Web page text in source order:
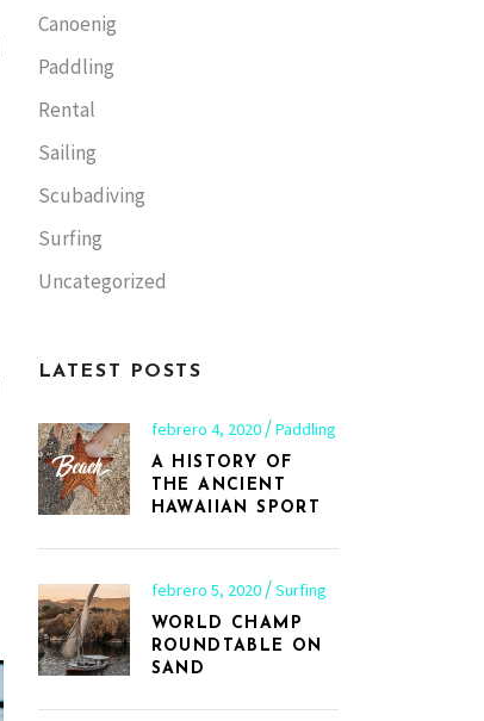
Canoenig
Paddling
Rental
Sailing
Scubadiving
Surfing
Uncategorized
LATEST POSTS
febrero 4, 2020 Paddling
A HISTORY OF
THE ANCIENT
HAWAIIAN SPORT
febrero 5, 2020 Surfing
WORLD CHAMP
ROUNDTABLE ON
SAND